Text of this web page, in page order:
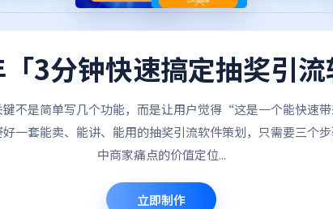
3分钟快速搞定抽奖引流
不是简单写几个功能，而是让用户觉得“这是一个能快速
一套能卖、能讲、能用的抽奖引流软件策划，只需要三个
中商家痛点的价值定位...
立即制作